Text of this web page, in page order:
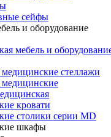
сейфы
и оборудование
мебель и
стеллажи
медицинские
кровати
столики серии MD
шкафы